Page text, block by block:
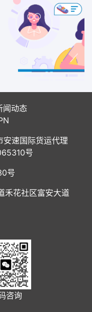
闻动态
速国际货运代理
号
号
禾花社区富安大道
咨询